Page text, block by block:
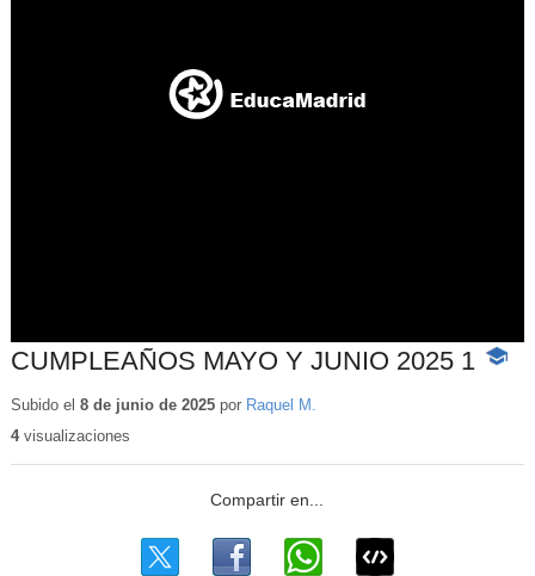
CUMPLEAÑOS MAYO Y JUNIO 2025 1 -
Subido el 8 de junio de 2025por Raquel M.
4visualizaciones